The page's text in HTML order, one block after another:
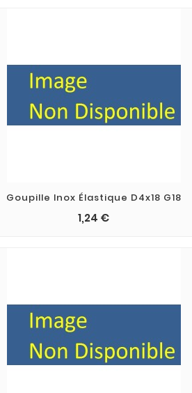
Goupille Inox Élastique D4x18 G18
1,24 €